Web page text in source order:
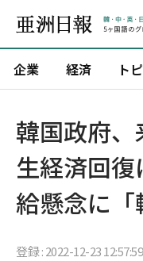
企業 経済 ト
韓国政府
生経済回
給懸念に
登録 : 2022-12-23 12:57:59